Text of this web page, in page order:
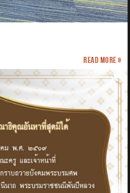
Read more »